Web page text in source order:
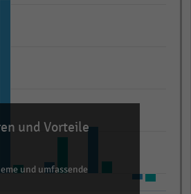
und Vorteile
und umfassende